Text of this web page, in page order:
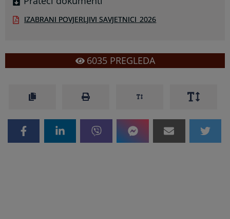
IZABRANI POVJERLJIVI SAVJETNICI_2026
6035PREGLEDA